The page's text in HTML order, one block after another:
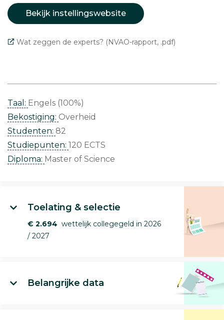
Bekijk instellingswebsite
Wat zeggen de experts? (NVAO-rapport, .pdf)
Taal: Engels (100%)
Bekostiging: Overheid
Studenten: 82
Studiepunten: 120 ECTS
Diploma: Master of Science
Toelating & selectie
€ 2.694 wettelijk collegegeld in 2026
/ 2027
Belangrijke data